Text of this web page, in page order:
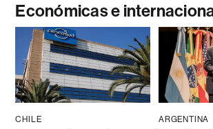
Económicas e
CHILE ARGENTINA